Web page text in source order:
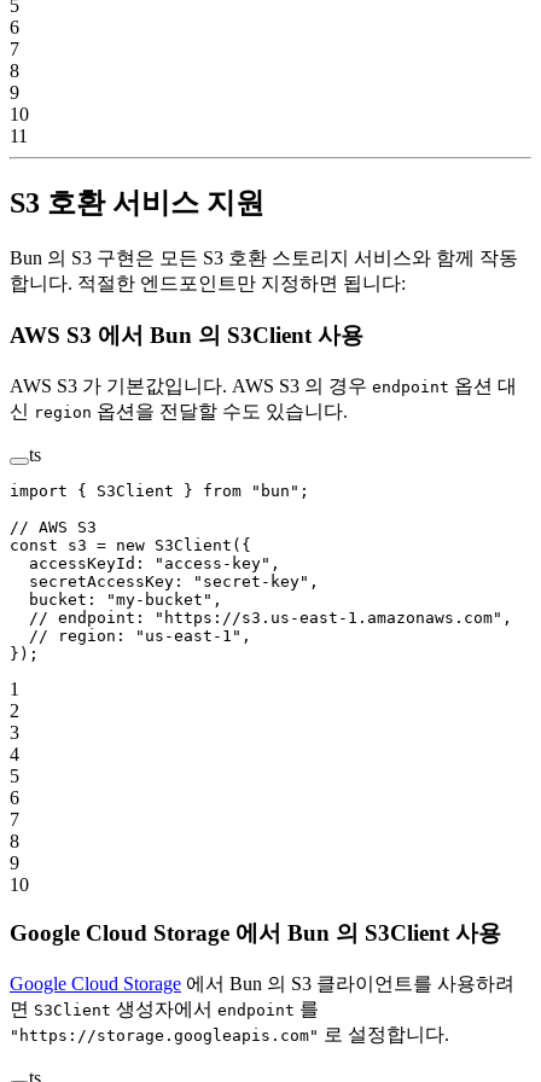
5
6
7
8
9
10
11
S3 호환 서비스 지원
Bun 의 S3 구현은 모든 S3 호환 스토리지 서비스와 함께 작동
합니다. 적절한 엔드포인트만 지정하면 됩니다:
AWS S3 에서 Bun 의 S3Client 사용
AWS S3 가 기본값입니다. AWS S3 의 경우 endpoint 옵션 대
신 region 옵션을 전달할 수도 있습니다.
ts
import { S3Client } from "bun" ;
// AWS S3
const s3 = new S3Client ({
  accessKeyId:
"access-key" ,
  secretAccessKey:
"secret-key" ,
  bucket:
"my-bucket" ,
  // endpoint: "https://s3.us-east-1.amazonaws.com",
  // region: "us-east-1",
});
1
2
3
4
5
6
7
8
9
10
Google Cloud Storage 에서 Bun 의 S3Client 사용
Google Cloud Storage 에서 Bun 의 S3 클라이언트를 사용하려
면 S3Client 생성자에서 endpoint 를
"https://storage.googleapis.com" 로 설정합니다.
ts